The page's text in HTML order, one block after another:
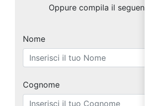
Oppure compila il seguente
Nome
Cognome